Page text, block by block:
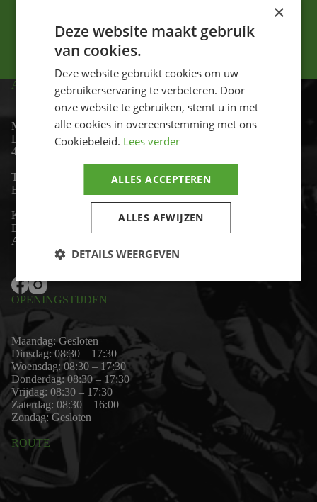
ADRES
Motor-id
De Lind 17
4841 KC Prinsenbeek
Telefoon:
+31 (0)76 - 54 11 888
Email:
K.v.K: 80530338
B.T.W-nummer: NL861703947B01
Algemene voorwaarden
OPENINGSTIJDEN
Maandag: Gesloten
Dinsdag: 08:30 – 17:30
Woensdag: 08:30 – 17:30
Donderdag: 08:30 – 17:30
Vrijdag: 08:30 – 17:30
Zaterdag: 08:30 – 16:00
Zondag: Gesloten
ROUTE
×
Deze website maakt gebruik
van cookies.
Deze website gebruikt cookies om uw
gebruikerservaring te verbeteren. Door
onze website te gebruiken, stemt u in met
alle cookies in overeenstemming met ons
Cookiebeleid. Lees verder
ALLES ACCEPTEREN
ALLES AFWIJZEN
DETAILS WEERGEVEN